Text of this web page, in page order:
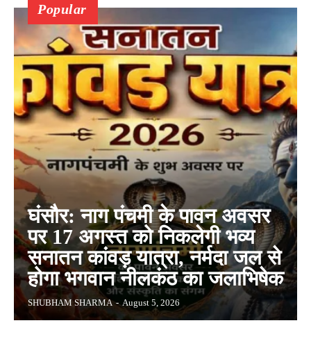
Popular
घंसौर: नाग पंचमी के पावन अवसर
पर 17 अगस्त को निकलेगी भव्य
सनातन कांवड़ यात्रा, नर्मदा जल से
होगा भगवान नीलकंठ का जलाभिषेक
SHUBHAM SHARMA - August 5, 2026